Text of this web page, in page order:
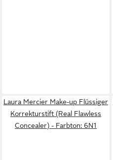
Laura Mercier Make-up Flüssiger
Korrekturstift (Real Flawless
Concealer) - Farbton: 6N1